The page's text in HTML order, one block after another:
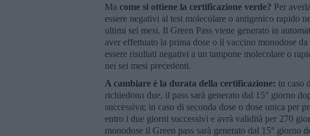
Ma come si ottiene la certificazione verde? Per
essere negativi al test molecolare o antigenico rapido
ultimi sei mesi. Il Green Pass viene generato in
aver effettuato la prima dose o il vaccino monodose
essere risultati negativi a un tampone molecolare o
nei sei mesi precedenti.
A cambiare è la durata della certificazione: in caso
richiedono due, il pass sarà generato dal 15° giorno
successiva; in caso di seconda dose o dose unica per
entro i due giorni successivi e avrà validità per 270
monodose il Green pass sarà generato dal 15° giorno